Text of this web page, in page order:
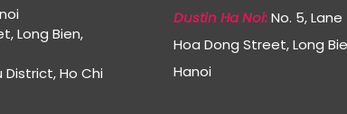
Long Bien,
District, Ho Chi
Dustin Ha Noi:No. 5, Lane
Hoa Dong Street, Long
Hanoi